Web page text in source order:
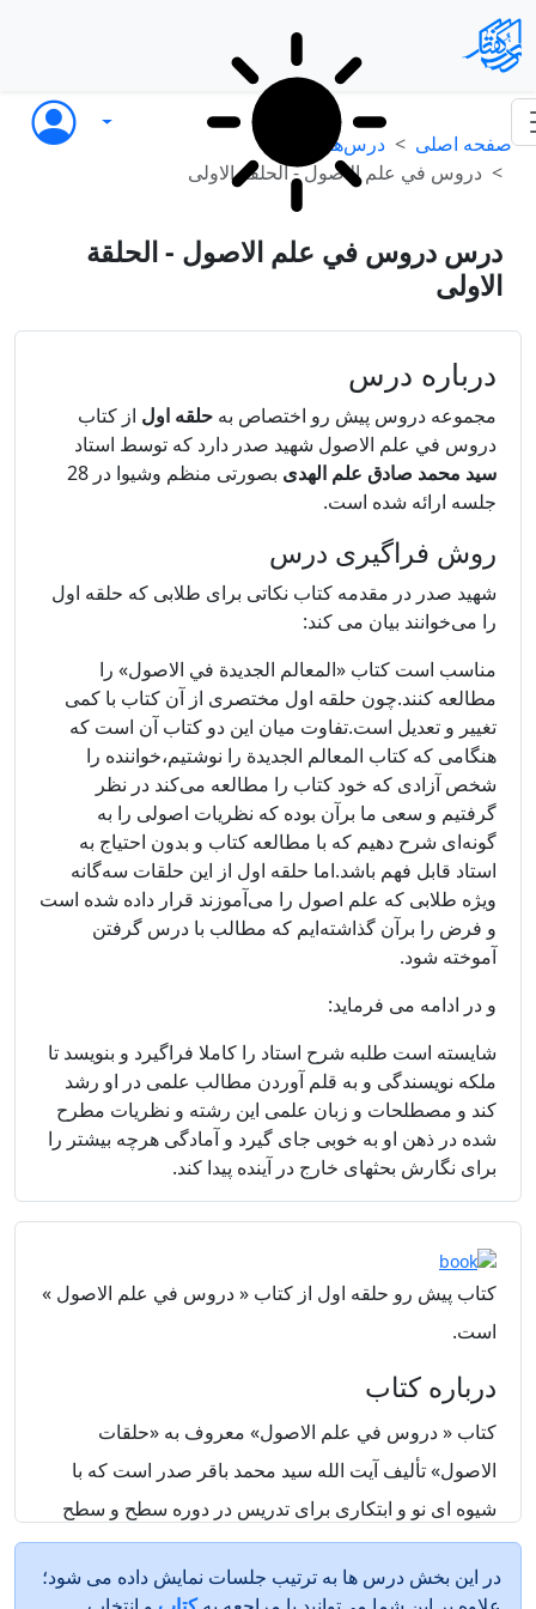
صفحه اصلی
درس‌ها
دروس في علم الاصول - الحلقة الاولی
درس دروس في علم الاصول - الحلقة
الاولی
درباره درس
مجموعه دروس پیش رو اختصاص به حلقه اول از کتاب
دروس في علم الاصول شهید صدر دارد که توسط استاد
سید محمد صادق علم الهدی
بصورتی منظم وشیوا در 28
جلسه ارائه شده است.
روش فراگیری درس
شهید صدر در مقدمه کتاب نکاتی براى طلابى كه حلقه اول
را مى‌خوانند بیان می کند:
مناسب است كتاب «المعالم الجديدة في الاصول» را
مطالعه كنند.چون حلقه اول مختصرى از آن كتاب با كمى
تغيير و تعديل است.تفاوت ميان اين دو كتاب آن است كه
هنگامى كه كتاب المعالم الجديدة را نوشتيم،خواننده را
شخص آزادى كه خود كتاب را مطالعه مى‌كند در نظر
گرفتيم و سعى ما برآن بوده كه نظريات اصولى را به
گونه‌اى شرح دهيم كه با مطالعه كتاب و بدون احتياج به
استاد قابل فهم باشد.اما حلقه اول از اين حلقات سه‌گانه
ويژه طلابى كه علم اصول را مى‌آموزند قرار داده شده است
و فرض را برآن گذاشته‌ايم كه مطالب با درس گرفتن
آموخته شود.
و در ادامه می فرماید:
شايسته است طلبه شرح استاد را كاملا فراگيرد و بنويسد تا
ملكه نويسندگى و به قلم آوردن مطالب علمى در او رشد
كند و مصطلحات و زبان علمى اين رشته و نظريات مطرح
شده در ذهن او به خوبى جاى گيرد و آمادگى هرچه بيشتر را
براى نگارش بحثهاى خارج در آينده پيدا كند.
کتاب پیش رو حلقه اول از کتاب «دروس في علم الاصول »
است.
درباره کتاب
كتاب « دروس في علم الاصول» معروف به «حلقات
الاصول» تأليف آيت الله سيد محمد باقر صدر است كه با
شيوه اى نو و ابتكارى براى تدريس در دوره سطح و سطح
عالى حوزه نوشته شده است. اين اثر از اتقان علمى خوبى
برخوردار است و در عين حال به لحاظ روشى جزء
در این بخش درس ها به ترتیب جلسات نمایش داده می شود؛